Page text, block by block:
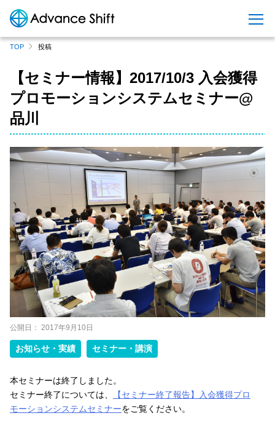
S
TOP 投稿
【セミナー情報】2017/10/3 入会獲得
プロモーションシステムセミナー@
品川
公開日： 2017年9月10日
お知らせ・実績 セミナー・講演
本セミナーは終了しました。
セミナー終了については、
【セミナー終了報告】入会獲得プロ
モーションシステムセミナーをご覧ください。